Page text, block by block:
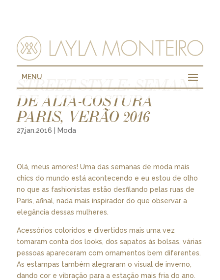
MENU
STREET STYLE: SEMANA
DE ALTA-COSTURA
PARIS, VERÃO 2016
27.jan.2016 Moda
Olá, meus amores! Uma das semanas de moda mais
chics do mundo está acontecendo e eu estou de olho
no que as fashionistas estão desfilando pelas ruas de
Paris, afinal, nada mais inspirador do que observar a
elegância dessas mulheres.
Acessórios coloridos e divertidos mais uma vez
tomaram conta dos looks, dos sapatos às bolsas, várias
pessoas apareceram com ornamentos bem diferentes.
As estampas também alegraram o visual de inverno,
dando cor e vibração para a estação mais fria do ano.